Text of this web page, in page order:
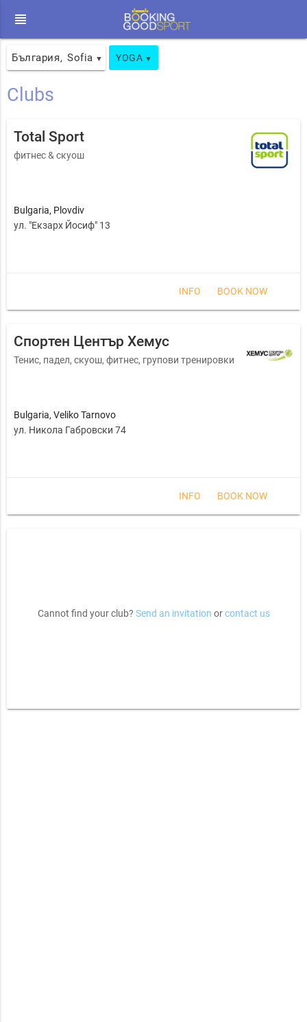
view_headline
България, Sofia ▼ YOGA ▼
Clubs
Total Sport
фитнес & скуош
Bulgaria, Plovdiv
ул. "Екзарх Йосиф" 13
INFO BOOK NOW
Спортен Център Хемус
Тенис, падел, скуош, фитнес, групови тренировки
Bulgaria, Veliko Tarnovo
ул. Никола Габровски 74
INFO BOOK NOW
Cannot find your club? Send an invitation or contact us